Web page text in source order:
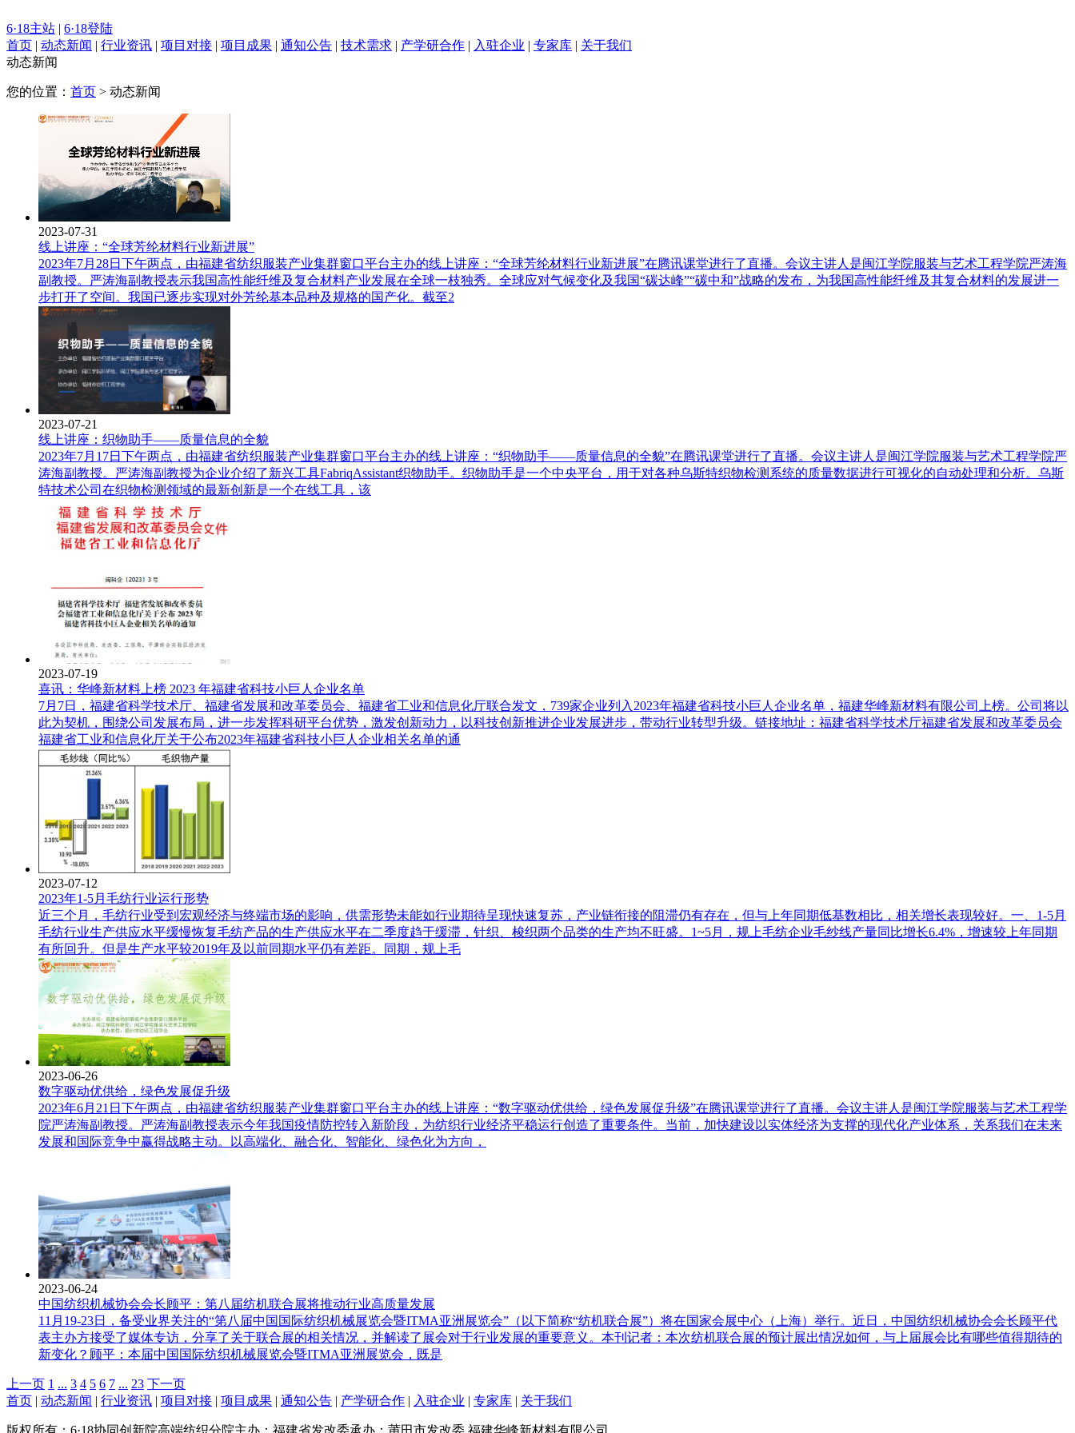
6·18主站 | 6·18登陆
首页 | 动态新闻 | 行业资讯 | 项目对接 | 项目成果 | 通知公告 | 技术需求 | 产学研合作 | 入驻企业 | 专家库 | 关于我们
动态新闻
您的位置： 首页 > 动态新闻
2023-07-31
线上讲座：“全球芳纶材料行业新进展”
2023年7月28日下午两点，由福建省纺织服装产业集群窗口平台主办的线上讲座：“全球芳纶材料行业新进展”在腾讯课堂进行了直播。会议主讲人是闽江学院服装与艺术工程学院严涛海
副教授。严涛海副教授表示我国高性能纤维及复合材料产业发展在全球一枝独秀。全球应对气候变化及我国“碳达峰”“碳中和”战略的发布，为我国高性能纤维及其复合材料的发展进一
步打开了空间。我国已逐步实现对外芳纶基本品种及规格的国产化。截至2
2023-07-21
线上讲座：织物助手——质量信息的全貌
2023年7月17日下午两点，由福建省纺织服装产业集群窗口平台主办的线上讲座：“织物助手——质量信息的全貌”在腾讯课堂进行了直播。会议主讲人是闽江学院服装与艺术工程学院严
涛海副教授。严涛海副教授为企业介绍了新兴工具FabriqAssistant织物助手。织物助手是一个中央平台，用于对各种乌斯特织物检测系统的质量数据进行可视化的自动处理和分析。乌斯
特技术公司在织物检测领域的最新创新是一个在线工具，该
2023-07-19
喜讯：华峰新材料上榜 2023 年福建省科技小巨人企业名单
7月7日，福建省科学技术厅、福建省发展和改革委员会、福建省工业和信息化厅联合发文，739家企业列入2023年福建省科技小巨人企业名单，福建华峰新材料有限公司上榜。公司将以
此为契机，围绕公司发展布局，进一步发挥科研平台优势，激发创新动力，以科技创新推进企业发展进步，带动行业转型升级。链接地址：福建省科学技术厅福建省发展和改革委员会
福建省工业和信息化厅关于公布2023年福建省科技小巨人企业相关名单的通
2023-07-12
2023年1-5月毛纺行业运行形势
近三个月，毛纺行业受到宏观经济与终端市场的影响，供需形势未能如行业期待呈现快速复苏，产业链衔接的阻滞仍有存在，但与上年同期低基数相比，相关增长表现较好。一、1-5月
毛纺行业生产供应水平缓慢恢复毛纺产品的生产供应水平在二季度趋于缓滞，针织、梭织两个品类的生产均不旺盛。1~5月，规上毛纺企业毛纱线产量同比增长6.4%，增速较上年同期
有所回升。但是生产水平较2019年及以前同期水平仍有差距。同期，规上毛
2023-06-26
数字驱动优供给，绿色发展促升级
2023年6月21日下午两点，由福建省纺织服装产业集群窗口平台主办的线上讲座：“数字驱动优供给，绿色发展促升级”在腾讯课堂进行了直播。会议主讲人是闽江学院服装与艺术工程学
院严涛海副教授。严涛海副教授表示今年我国疫情防控转入新阶段，为纺织行业经济平稳运行创造了重要条件。当前，加快建设以实体经济为支撑的现代化产业体系，关系我们在未来
发展和国际竞争中赢得战略主动。以高端化、融合化、智能化、绿色化为方向，
2023-06-24
中国纺织机械协会会长顾平：第八届纺机联合展将推动行业高质量发展
11月19-23日，备受业界关注的“第八届中国国际纺织机械展览会暨ITMA亚洲展览会”（以下简称“纺机联合展”）将在国家会展中心（上海）举行。近日，中国纺织机械协会会长顾平代
表主办方接受了媒体专访，分享了关于联合展的相关情况，并解读了展会对于行业发展的重要意义。本刊记者：本次纺机联合展的预计展出情况如何，与上届展会比有哪些值得期待的
新变化？顾平：本届中国国际纺织机械展览会暨ITMA亚洲展览会，既是
上一页 1 ... 3 4 5 6 7 ... 23 下一页
首页 | 动态新闻 | 行业资讯 | 项目对接 | 项目成果 | 通知公告 | 产学研合作 | 入驻企业 | 专家库 | 关于我们
版权所有：6·18协同创新院高端纺织分院主办：福建省发改委承办：莆田市发改委 福建华峰新材料有限公司